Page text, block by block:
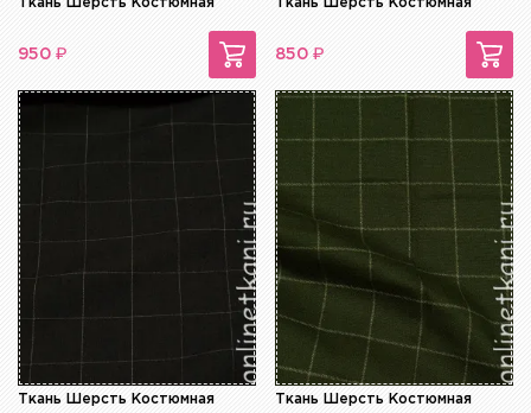
Ткань Шерсть Костюмная
950 ₽
Ткань Шерсть Костюмная
850 ₽
Ткань Шерсть Костюмная Ткань Шерсть Костюмная